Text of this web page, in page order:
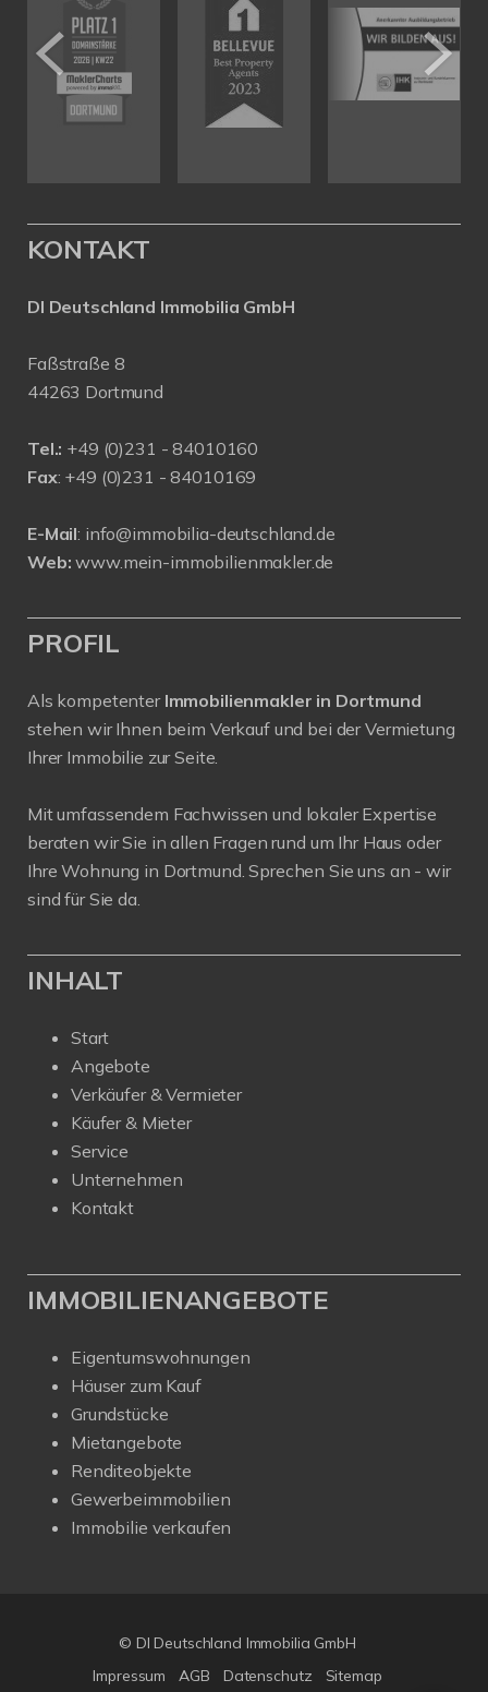
KONTAKT
DI Deutschland Immobilia GmbH
Faßstraße 8
44263 Dortmund
Tel.: +49 (0)231 - 84010160
Fax: +49 (0)231 - 84010169
E-Mail: info@immobilia-deutschland.de
Web: www.mein-immobilienmakler.de
PROFIL
Als kompetenter Immobilienmakler in Dortmund
stehen wir Ihnen beim Verkauf und bei der Vermietung
Ihrer Immobilie zur Seite.
Mit umfassendem Fachwissen und lokaler Expertise
beraten wir Sie in allen Fragen rund um Ihr Haus oder
Ihre Wohnung in Dortmund. Sprechen Sie uns an - wir
sind für Sie da.
INHALT
Start
Angebote
Verkäufer & Vermieter
Käufer & Mieter
Service
Unternehmen
Kontakt
IMMOBILIENANGEBOTE
Eigentumswohnungen
Häuser zum Kauf
Grundstücke
Mietangebote
Renditeobjekte
Gewerbeimmobilien
Immobilie verkaufen
© DI Deutschland Immobilia GmbH
Impressum
AGB Datenschutz Sitemap